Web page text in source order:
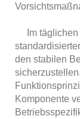
Im täglichen
den stabilen
Komponente